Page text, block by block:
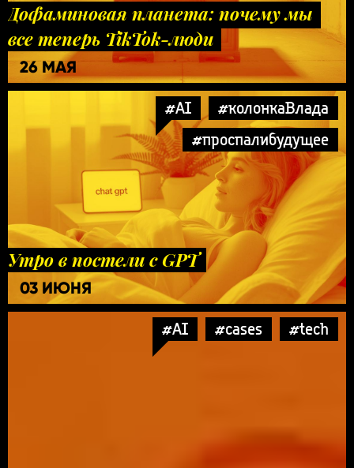
Дофаминовая планета: почему мы
все теперь TikTok-люди
26 МАЯ
#AI
#колонкаВлада
#проспалибудущее
Утро в постели с GPT
03 ИЮНЯ
#AI #cases #tech